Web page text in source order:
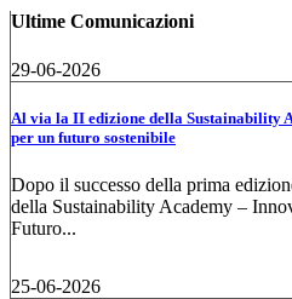
Ultime Comunicazioni
29-06-2026
Al via la II edizione della Sustainability
per un futuro sostenibile
Dopo il successo della prima
della Sustainability Academy –
Futuro...
25-06-2026